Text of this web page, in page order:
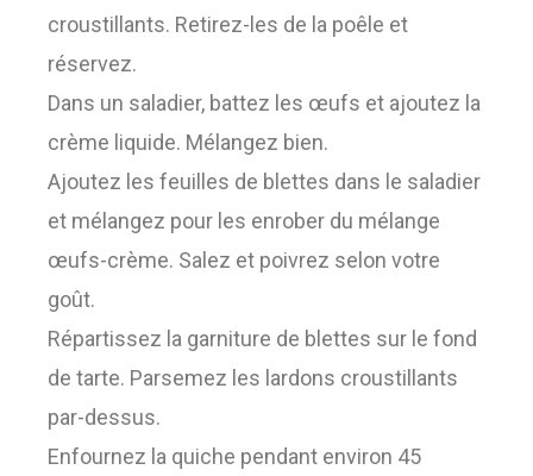
croustillants. Retirez-les de la poêle et
réservez.
Dans un saladier, battez les œufs et ajoutez la
crème liquide. Mélangez bien.
Ajoutez les feuilles de blettes dans le saladier
et mélangez pour les enrober du mélange
œufs-crème. Salez et poivrez selon votre
goût.
Répartissez la garniture de blettes sur le fond
de tarte. Parsemez les lardons croustillants
par-dessus.
Enfournez la quiche pendant environ 45